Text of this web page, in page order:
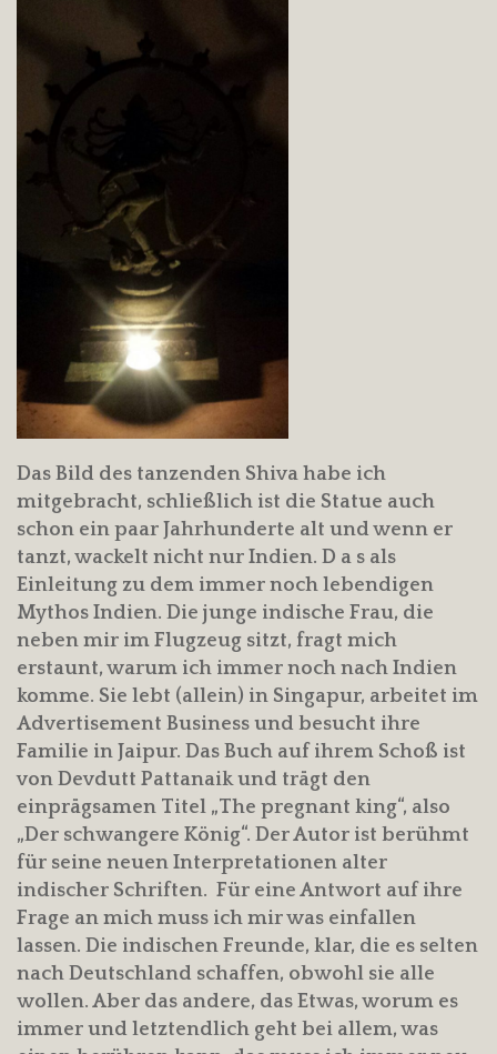
Das Bild des tanzenden Shiva habe ich
mitgebracht, schließlich ist die Statue auch
schon ein paar Jahrhunderte alt und wenn er
tanzt, wackelt nicht nur Indien. D a s als
Einleitung zu dem immer noch lebendigen
Mythos Indien. Die junge indische Frau, die
neben mir im Flugzeug sitzt, fragt mich
erstaunt, warum ich immer noch nach Indien
komme. Sie lebt (allein) in Singapur, arbeitet im
Advertisement Business und besucht ihre
Familie in Jaipur. Das Buch auf ihrem Schoß ist
von Devdutt Pattanaik und trägt den
einprägsamen Titel „The pregnant king“, also
„Der schwangere König“. Der Autor ist berühmt
für seine neuen Interpretationen alter
indischer Schriften. Für eine Antwort auf ihre
Frage an mich muss ich mir was einfallen
lassen. Die indischen Freunde, klar, die es selten
nach Deutschland schaffen, obwohl sie alle
wollen. Aber das andere, das Etwas, worum es
immer und letztendlich geht bei allem, was